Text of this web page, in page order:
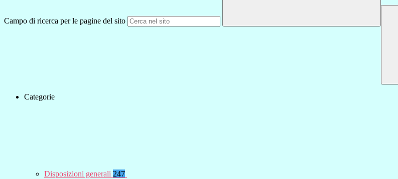
Campo di ricerca per le pagine del sito
Categorie
Disposizioni generali 247